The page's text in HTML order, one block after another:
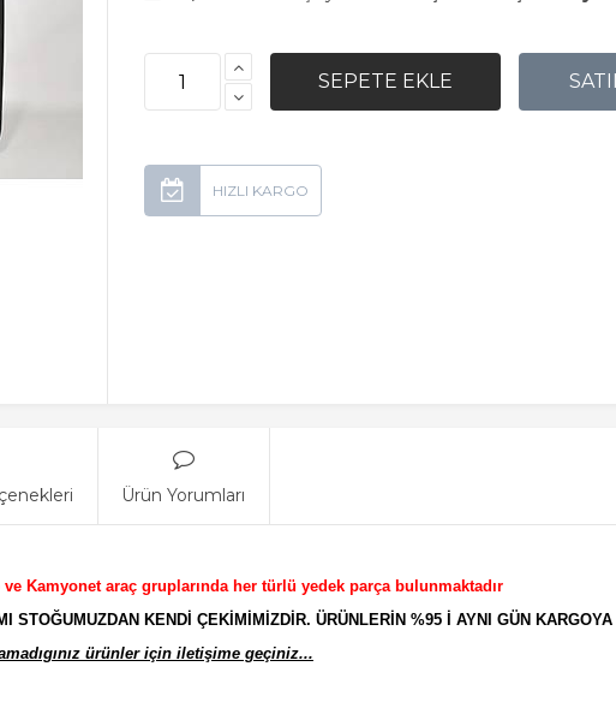
Ürün Yorumları
Kamyonet araç gruplarında her türlü yedek parça bulunmaktadır
STOĞUMUZDAN KENDİ ÇEKİMİMİZDİR. ÜRÜNLERİN %95 İ AYNI GÜN
ürünler için iletişime geçiniz...